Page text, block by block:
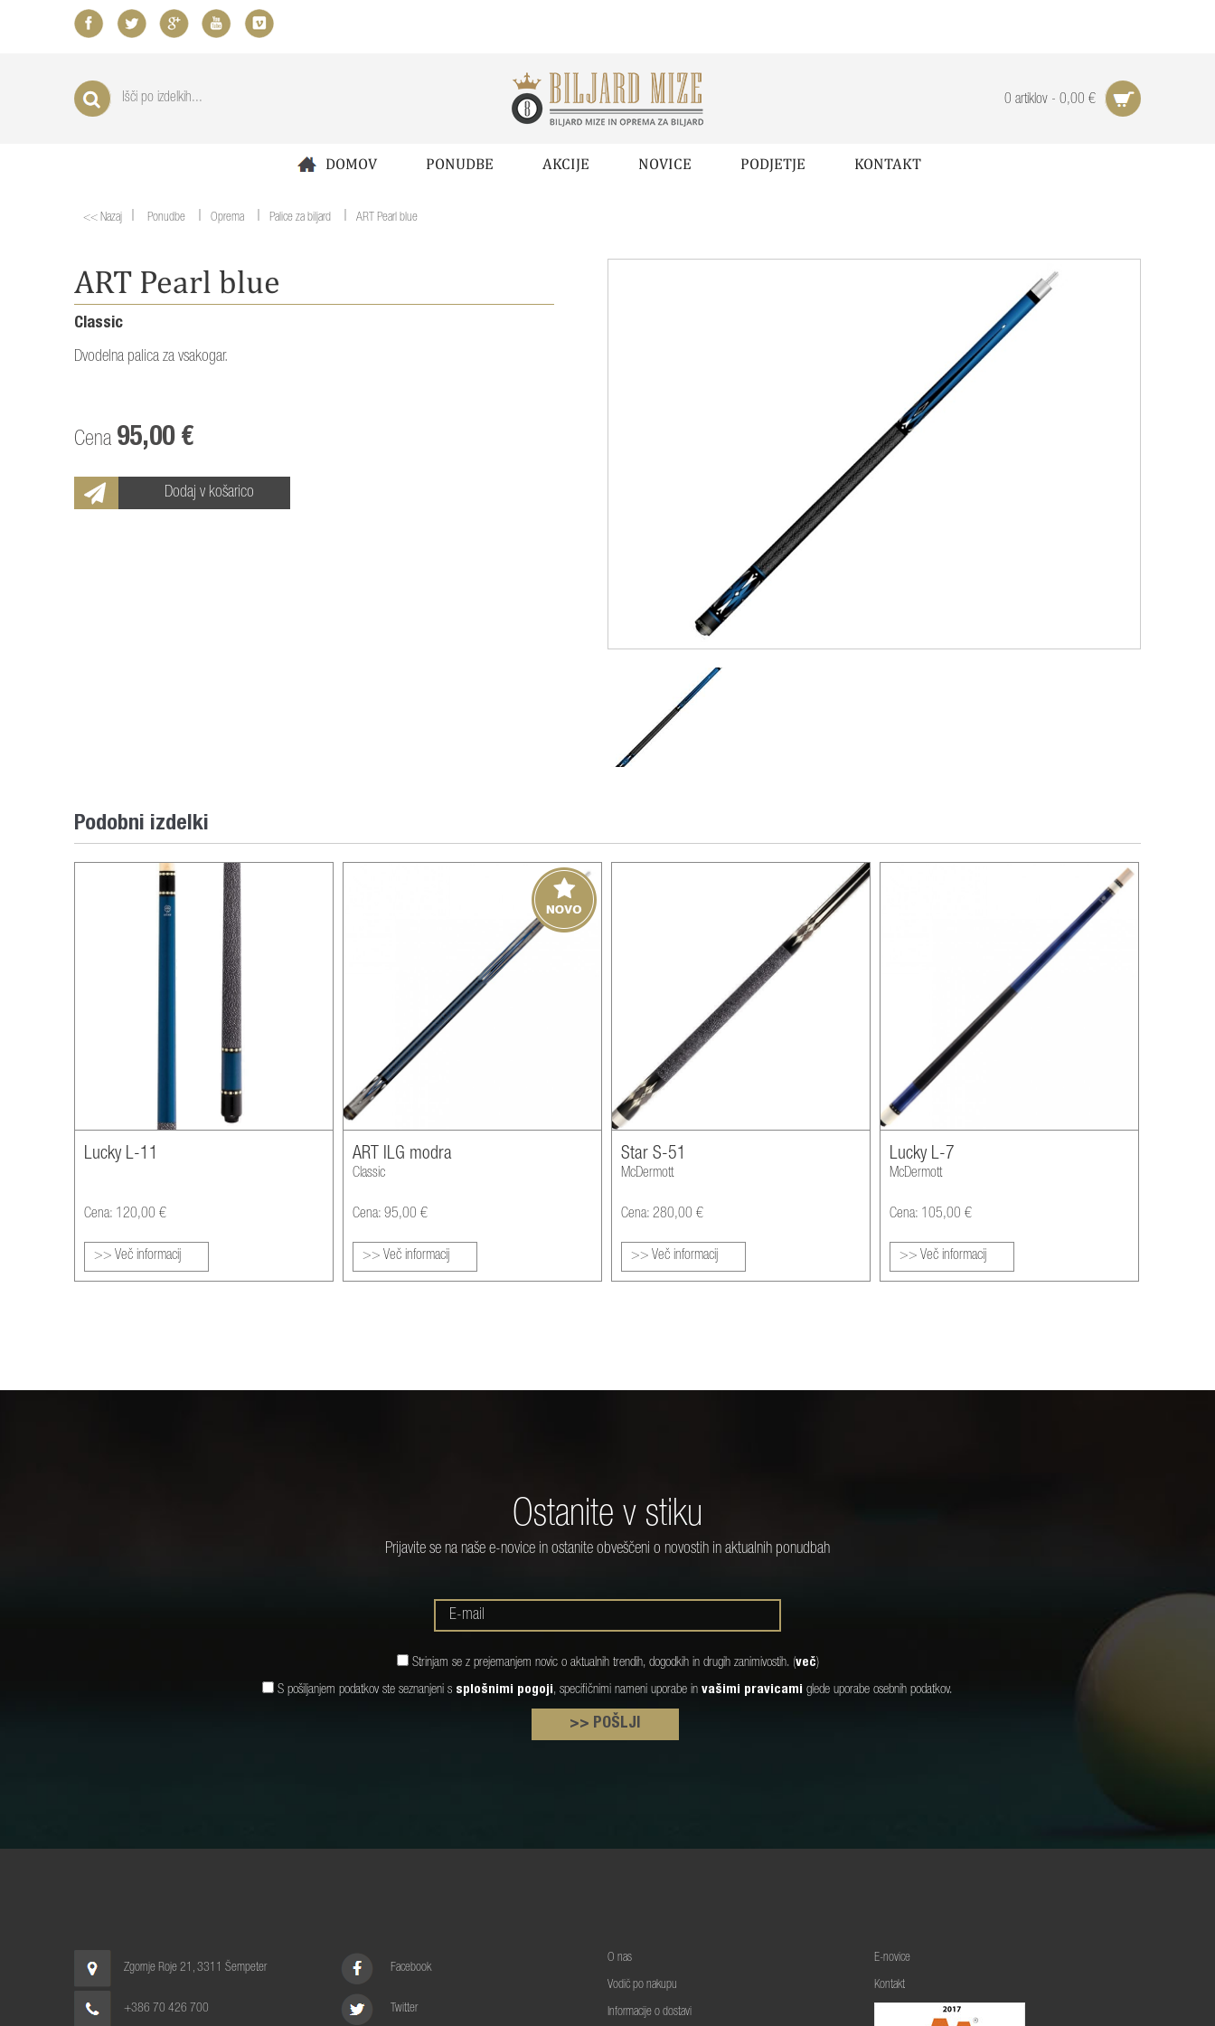
0 artiklov - 0,00 €
DOMOV PONUDBE AKCIJE NOVICE PODJETJE KONTAKT
<< Nazaj | Ponudbe | Oprema | Palice za biljard | ART Pearl blue
ART Pearl blue
Classic
Dvodelna palica za vsakogar.
Cena 95,00 €
Dodaj v košarico
Podobni izdelki
Lucky L-11
Cena: 120,00 €
>> Več informacij
ART ILG modra
Classic
Cena: 95,00 €
>> Več informacij
Star S-51
McDermott
Cena: 280,00 €
>> Več informacij
Lucky L-7
McDermott
Cena: 105,00 €
>> Več informacij
Ostanite v stiku
Prijavite se na naše e-novice in ostanite obveščeni o novostih in aktualnih ponudbah
Strinjam se z prejemanjem novic o aktualnih trendih, dogodkih in drugih zanimivostih. (več)
S pošiljanjem podatkov ste seznanjeni s splošnimi pogoji, specifičnimi nameni uporabe in vašimi pravicami glede uporabe osebnih podatkov.
>> POŠLJI
Zgornje Roje 21, 3311 Šempeter
+386 70 426 700
Facebook
Twitter
O nas
Vodič po nakupu
Informacije o dostavi
E-novice
Kontakt